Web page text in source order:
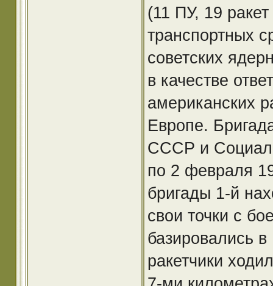
(11 ПУ, 19
транспортных
советских
в качестве
американских
Европе.
СССР и
по 2 февраля
бригады 1-й
свои точки с
базировались
ракетчики